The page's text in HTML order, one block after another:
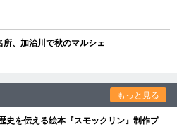
、加治川で秋のマルシェ
もっと見る
史を伝える絵本『スモックリン』制作プ